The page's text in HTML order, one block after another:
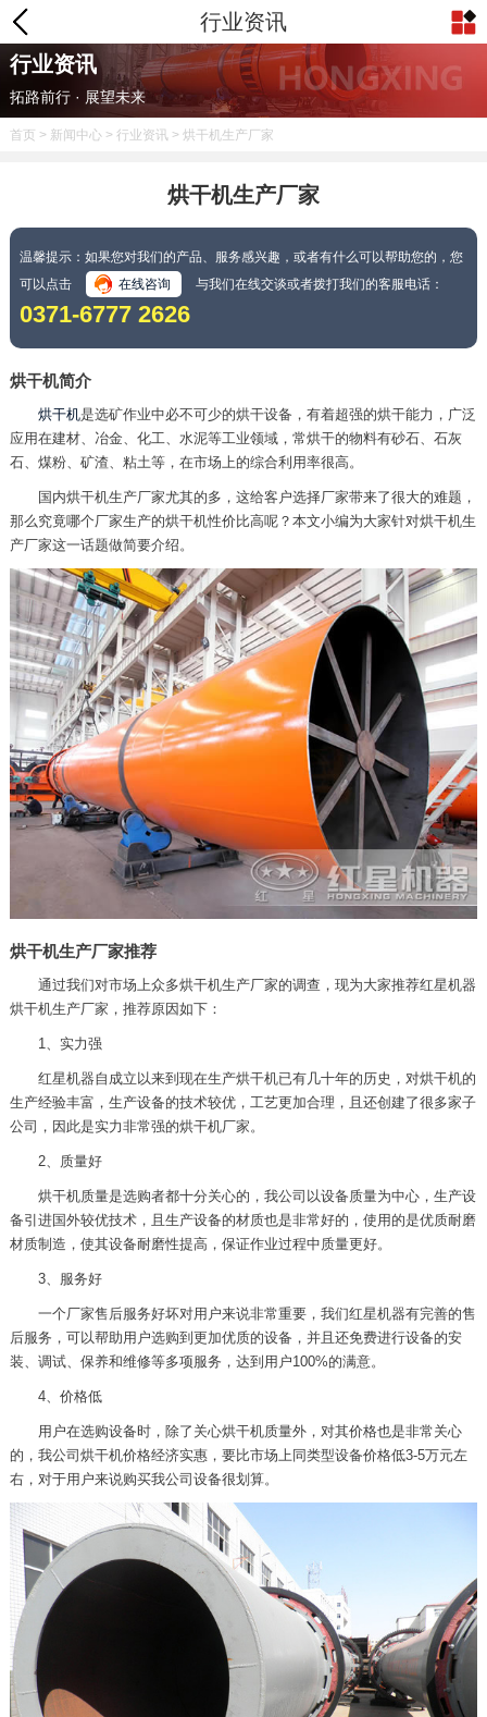
行业资讯
行业资讯
拓路前行 · 展望未来
首页 > 新闻中心> 行业资讯> 烘干机生产厂家
烘干机生产厂家
温馨提示：如果您对我们的产品、服务感兴趣，或者有什么可以帮助您的，您
可以点击
在线咨询 与我们在线交谈或者拨打我们的客服电话：
0371-6777 2626
烘干机简介
烘干机是选矿作业中必不可少的烘干设备，有着超强的烘干能力，广泛
应用在建材、冶金、化工、水泥等工业领域，常烘干的物料有砂石、石灰
石、煤粉、矿渣、粘土等，在市场上的综合利用率很高。
国内烘干机生产厂家尤其的多，这给客户选择厂家带来了很大的难题，
那么究竟哪个厂家生产的烘干机性价比高呢？本文小编为大家针对烘干机生
产厂家这一话题做简要介绍。
烘干机生产厂家推荐
通过我们对市场上众多烘干机生产厂家的调查，现为大家推荐红星机器
烘干机生产厂家，推荐原因如下：
1、实力强
红星机器自成立以来到现在生产烘干机已有几十年的历史，对烘干机的
生产经验丰富，生产设备的技术较优，工艺更加合理，且还创建了很多家子
公司，因此是实力非常强的烘干机厂家。
2、质量好
烘干机质量是选购者都十分关心的，我公司以设备质量为中心，生产设
备引进国外较优技术，且生产设备的材质也是非常好的，使用的是优质耐磨
材质制造，使其设备耐磨性提高，保证作业过程中质量更好。
3、服务好
一个厂家售后服务好坏对用户来说非常重要，我们红星机器有完善的售
后服务，可以帮助用户选购到更加优质的设备，并且还免费进行设备的安
装、调试、保养和维修等多项服务，达到用户100%的满意。
4、价格低
用户在选购设备时，除了关心烘干机质量外，对其价格也是非常关心
的，我公司烘干机价格经济实惠，要比市场上同类型设备价格低3-5万元左
右，对于用户来说购买我公司设备很划算。